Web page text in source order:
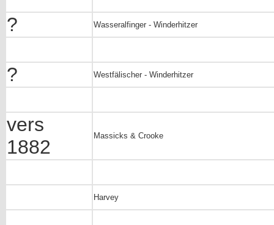
? Wasseralfinger - Winderhitzer
? Westfälischer - Winderhitzer
vers
1882
Massicks & Crooke
Harvey